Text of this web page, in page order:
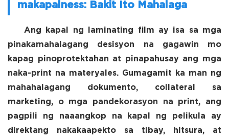
makapalness: Bakit Ito Mahalaga
Ang kapal ng laminating film ay isa sa mga
pinakamahalagang desisyon na gagawin mo
kapag pinoprotektahan at pinapahusay ang mga
naka-print na materyales. Gumagamit ka man ng
mahahalagang dokumento, collateral sa
marketing, o mga pandekorasyon na print, ang
pagpili ng naaangkop na kapal ng pelikula ay
direktang nakakaapekto sa tibay, hitsura, at